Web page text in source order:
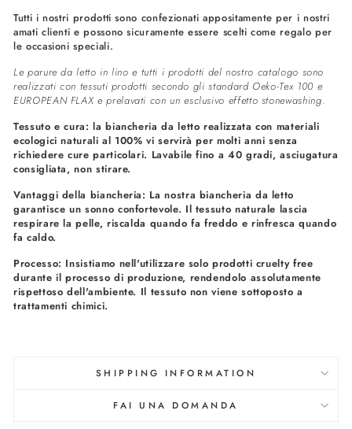
Tutti i nostri prodotti sono confezionati appositamente per i nostri
amati clienti e possono sicuramente essere scelti come regalo per
le occasioni speciali.
Le parure da letto in lino e tutti i prodotti del nostro catalogo sono
realizzati con tessuti prodotti secondo gli standard Oeko-Tex 100 e
EUROPEAN FLAX e prelavati con un esclusivo effetto stonewashing.
Tessuto e cura: la biancheria da letto realizzata con materiali
ecologici naturali al 100% vi servirà per molti anni senza
richiedere cure particolari. Lavabile fino a 40 gradi, asciugatura
consigliata, non stirare.
Vantaggi della biancheria: La nostra biancheria da letto
garantisce un sonno confortevole. Il tessuto naturale lascia
respirare la pelle, riscalda quando fa freddo e rinfresca quando
fa caldo.
Processo: Insistiamo nell'utilizzare solo prodotti cruelty free
durante il processo di produzione, rendendolo assolutamente
rispettoso dell'ambiente. Il tessuto non viene sottoposto a
trattamenti chimici.
SHIPPING INFORMATION
FAI UNA DOMANDA